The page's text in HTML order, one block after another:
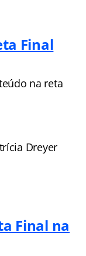
Final
na reta
Dreyer
Final na